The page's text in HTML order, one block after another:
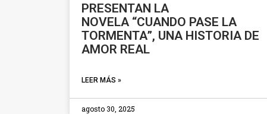
PRESENTAN LA
NOVELA “CUANDO PASE LA
TORMENTA”, UNA HISTORIA DE
AMOR REAL
LEER MÁS »
agosto 30, 2025